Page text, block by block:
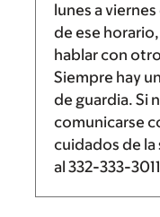
lunes a viernes
de ese
hablar con
Siempre hay
de guardia. Si
comunicarse
cuidados de la
al 332-333-3011